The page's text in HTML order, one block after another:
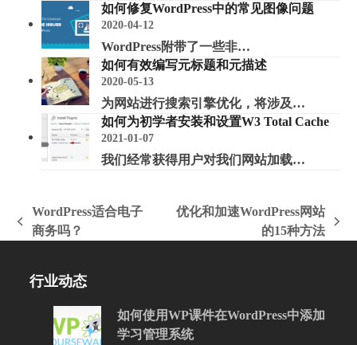
如何修复WordPress中的常见图像问题
2020-04-12
WordPress附带了一些非…
如何有效编写元标题和元描述
2020-05-13
为网站进行搜索引擎优化，将涉及…
如何为初学者安装和设置W3 Total Cache
2021-01-07
我们经常获得用户对我们网站加载…
上
文
WordPress适合电子
商务吗？
优化和加速WordPress网站
的15种方法
行业动态
如何使用WP课件在WordPress中添加
学习管理系统